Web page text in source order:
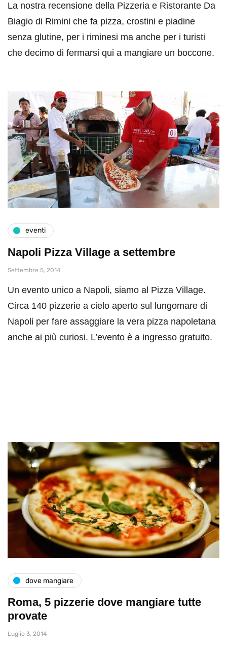
La nostra recensione della Pizzeria e Ristorante Da
Biagio di Rimini che fa pizza, crostini e piadine
senza glutine, per i riminesi ma anche per i turisti
che decimo di fermarsi qui a mangiare un boccone.
eventi
Napoli Pizza Village a settembre
Settembre 5, 2014
Un evento unico a Napoli, siamo al Pizza Village.
Circa 140 pizzerie a cielo aperto sul lungomare di
Napoli per fare assaggiare la vera pizza napoletana
anche ai più curiosi. L’evento è a ingresso gratuito.
dove mangiare
Roma, 5 pizzerie dove mangiare tutte
provate
Luglio 3, 2014